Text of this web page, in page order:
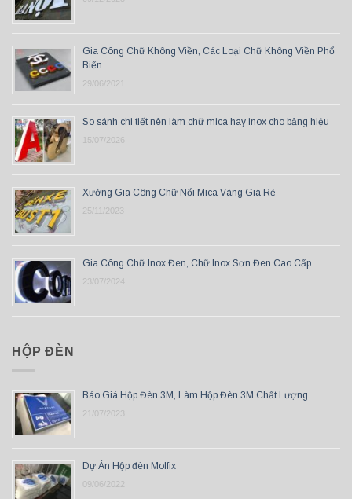
Gia Công Chữ Không Viền, Các Loại Chữ Không Viền Phổ
Biến
29/06/2021
So sánh chi tiết nên làm chữ mica hay inox cho bảng hiệu
15/07/2026
Xưởng Gia Công Chữ Nổi Mica Vàng Giá Rẻ
25/11/2023
Gia Công Chữ Inox Đen, Chữ Inox Sơn Đen Cao Cấp
23/07/2024
HỘP ĐÈN
Báo Giá Hộp Đèn 3M, Làm Hộp Đèn 3M Chất Lượng
21/07/2023
Dự Án Hộp đèn Molfix
09/06/2022